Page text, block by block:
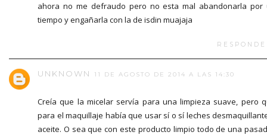
ahora no me defraudo pero no esta mal abandonarla por
tiempo y engañarla con la de isdin muajaja
UNKNOWN 11 DE AGOSTO DE 2014 A LAS 14:30
Creía que la micelar servía para una limpieza suave, pero
para el maquillaje había que usar sí o sí leches
aceite. O sea que con este producto limpio todo de una